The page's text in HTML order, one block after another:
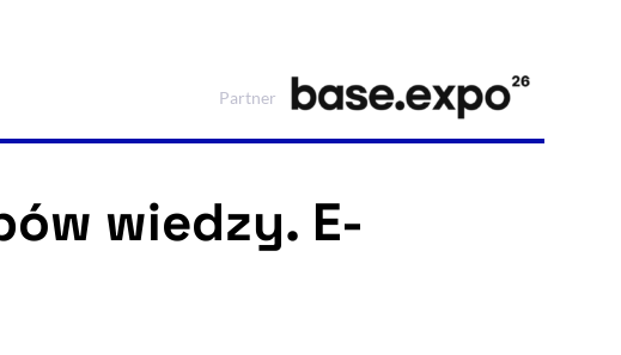
Ułatwienia dostępności wspierają:
Sprawdź, jak i dlaczego zwiększamy dostępność
Partner
wiedzy. E-